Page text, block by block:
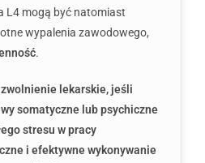
L4 mogą być natomiast
wypalenia zawodowego,
.
lekarskie, jeśli
somatyczne lub psychiczne
stresu w pracy
i efektywne wykonywanie